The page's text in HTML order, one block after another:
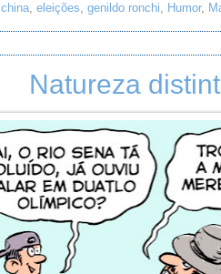
china, eleições, genildo ronchi, Humor,
Natureza